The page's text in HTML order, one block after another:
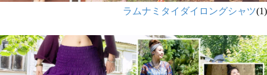
ラムナミタイダイロングシャツ(1)